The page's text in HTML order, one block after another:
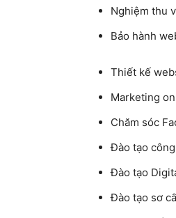
Nghiệm thu
Bảo hành
Thiết kế
Marketing
Chăm sóc
Đào tạo
Đào tạo
Đào tạo sơ